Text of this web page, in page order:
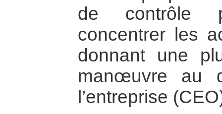
de contrôle
concentrer les
donnant une
manœuvre au
l’entreprise